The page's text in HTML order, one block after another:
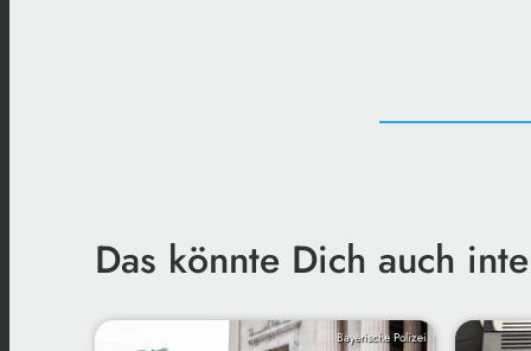
Das könnte Dich auch
Bayerische Polizei